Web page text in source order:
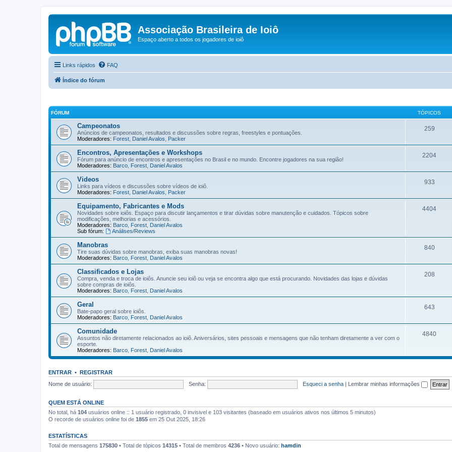
Associação Brasileira de Ioiô
Espaço aberto a todos os jogadores de ioiô
Links rápidos FAQ
Índice do fórum
FÓRUM TÓPICOS
Campeonatos
Anúncios de campeonatos, resultados e discussões sobre regras, freestyles e pontuações.
Moderadores: Forest Daniel Avalos Packer
259
Encontros, Apresentações e Workshops
Fórum para anúncio de encontros e apresentações no Brasil e no mundo. Encontre jogadores na sua região!
Moderadores: Barco Forest Daniel Avalos
2204
Videos
Links para vídeos e discussões sobre vídeos de ioiô.
Moderadores: Forest Daniel Avalos Packer
933
Equipamento, Fabricantes e Mods
Novidades sobre ioiôs. Espaço para discutir lançamentos e tirar dúvidas sobre manutenção e cuidados. Tópicos sobre
modificações, melhorias e acessórios.
Moderadores: Barco Forest Daniel Avalos
Sub fórum:
Análises/Reviews
4404
Manobras
Tire suas dúvidas sobre manobras, exiba suas manobras novas!
Moderadores: Barco Forest Daniel Avalos
840
Classificados e Lojas
Compra, venda e troca de ioiôs. Anuncie seu ioiô ou veja se encontra algo que está procurando. Novidades das lojas e dúvidas
sobre compras de ioiôs.
Moderadores: Barco Forest Daniel Avalos
208
Geral
Bate-papo geral sobre ioiôs.
Moderadores: Barco Forest Daniel Avalos
643
Comunidade
Assuntos não diretamente relacionados ao ioiô. Aniversários, sites pessoais e mensagens que não tenham diretamente a ver com o
esporte.
Moderadores: Barco Forest Daniel Avalos
4840
ENTRAR • REGISTRAR
Nome de usuário:
Senha: Esqueci a senha | Lembrar minhas informações
QUEM ESTÁ ONLINE
No total, há 104 usuários online :: 1 usuário registrado, 0 invisivel e 103 visitantes (baseado em usuários ativos nos últimos 5 minutos)
O recorde de usuários online foi de 1855 em 25 Out 2025, 18:26
ESTATÍSTICAS
Total de mensagens 175830 • Total de tópicos 14315 • Total de membros 4236 • Novo usuário: hamdin